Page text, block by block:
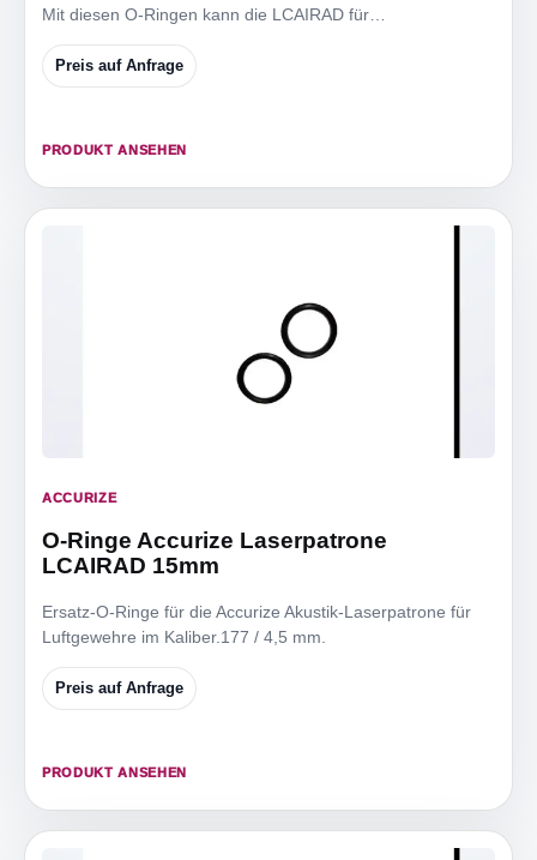
Mit diesen O-Ringen kann die LCAIRAD für
Preis auf Anfrage
PRODUKT ANSEHEN
ACCURIZE
O-Ringe Accurize Laserpatrone
LCAIRAD 15mm
Ersatz-O-Ringe für die Accurize Akustik-Laserpatrone für
Luftgewehre im Kaliber.177 / 4,5 mm.
Preis auf Anfrage
PRODUKT ANSEHEN